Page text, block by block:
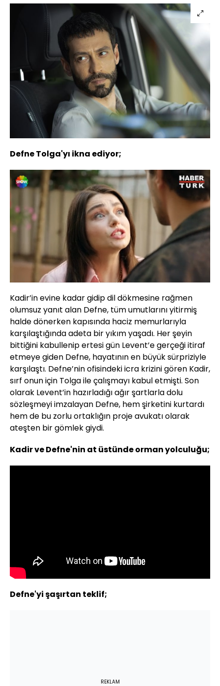
Defne Tolga'yı ikna ediyor;
Sesi
Aç
Yüklendi
31.60%
Hızı
Kadir’in evine kadar gidip dil dökmesine rağmen
olumsuz yanıt alan Defne, tüm umutlarını yitirmiş
halde dönerken kapısında haciz memurlarıyla
karşılaştığında adeta bir yıkım yaşadı. Her şeyin
bittiğini kabullenip ertesi gün Levent’e gerçeği itiraf
etmeye giden Defne, hayatının en büyük sürpriziyle
karşılaştı. Defne’nin ofisindeki icra krizini gören Kadir,
sırf onun için Tolga ile çalışmayı kabul etmişti. Son
olarak Levent’in hazırladığı ağır şartlarla dolu
sözleşmeyi imzalayan Defne, hem şirketini kurtardı
hem de bu zorlu ortaklığın proje avukatı olarak
ateşten bir gömlek giydi.
Kadir ve Defne'nin at üstünde orman yolculuğu;
Defne'yi şaşırtan teklif;
REKLAM